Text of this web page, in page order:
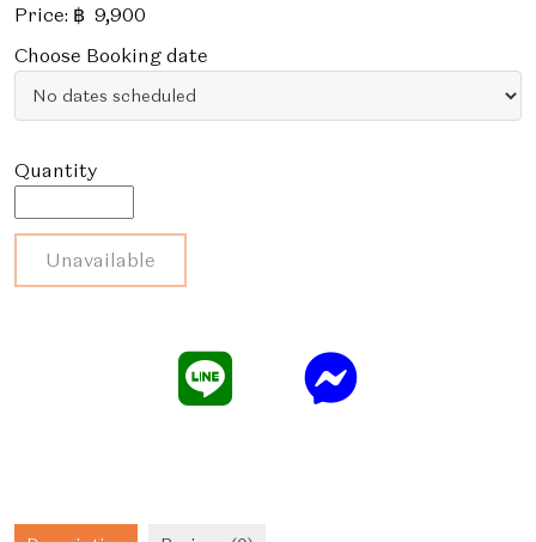
Price: ฿ 9,900
Choose Booking date
Unavailable